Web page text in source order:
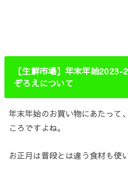
【生鮮市場】年末年始
ぞろえについて
年末年始のお買い物にあたって
ころですよね。
お正月は普段とは違う食材も使